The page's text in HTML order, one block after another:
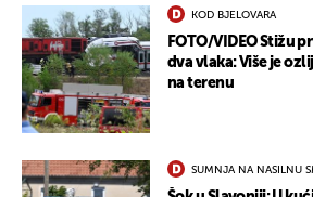
KOD BJELOVARA
FOTO/VIDEO Stižu
dva vlaka: Više je
na terenu
SUMNJA NA NASILNU